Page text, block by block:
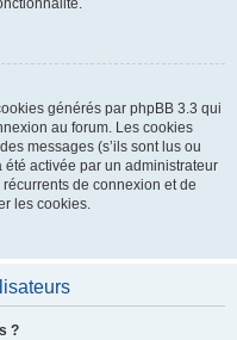
générés par phpBB 3.3 qui
au forum. Les cookies
messages (s’ils sont lus ou
activée par un administrateur
de connexion et de
les cookies.
?